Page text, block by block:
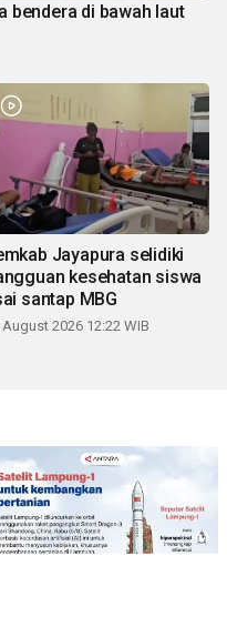
bendera di bawah laut
Jayapura selidiki
kesehatan siswa
santap MBG
August 2026 12:22 WIB